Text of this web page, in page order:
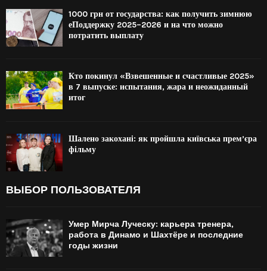
1000 грн от государства: как получить зимнюю
еПоддержку 2025–2026 и на что можно
потратить выплату
Кто покинул «Взвешенные и счастливые 2025»
в 7 выпуске: испытания, жара и неожиданный
итог
Шалено закохані: як пройшла київська прем’єра
фільму
ВЫБОР ПОЛЬЗОВАТЕЛЯ
Умер Мирча Луческу: карьера тренера,
работа в Динамо и Шахтёре и последние
годы жизни